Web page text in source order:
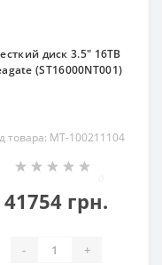
диск 3.5" 16TB
(ST16000NT001)
товара: MT-100211104
41754 грн.
- +